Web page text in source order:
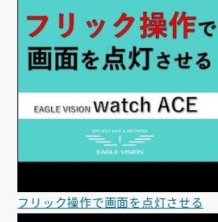
フリック操作で画面を点灯させる